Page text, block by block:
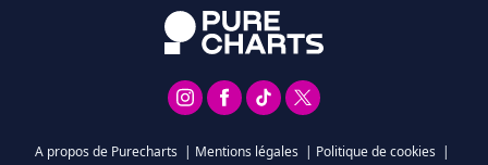
A propos de Purecharts | Mentions légales | Politique de cookies |